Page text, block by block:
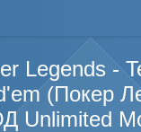
Legends -
(Покер
Unlimited